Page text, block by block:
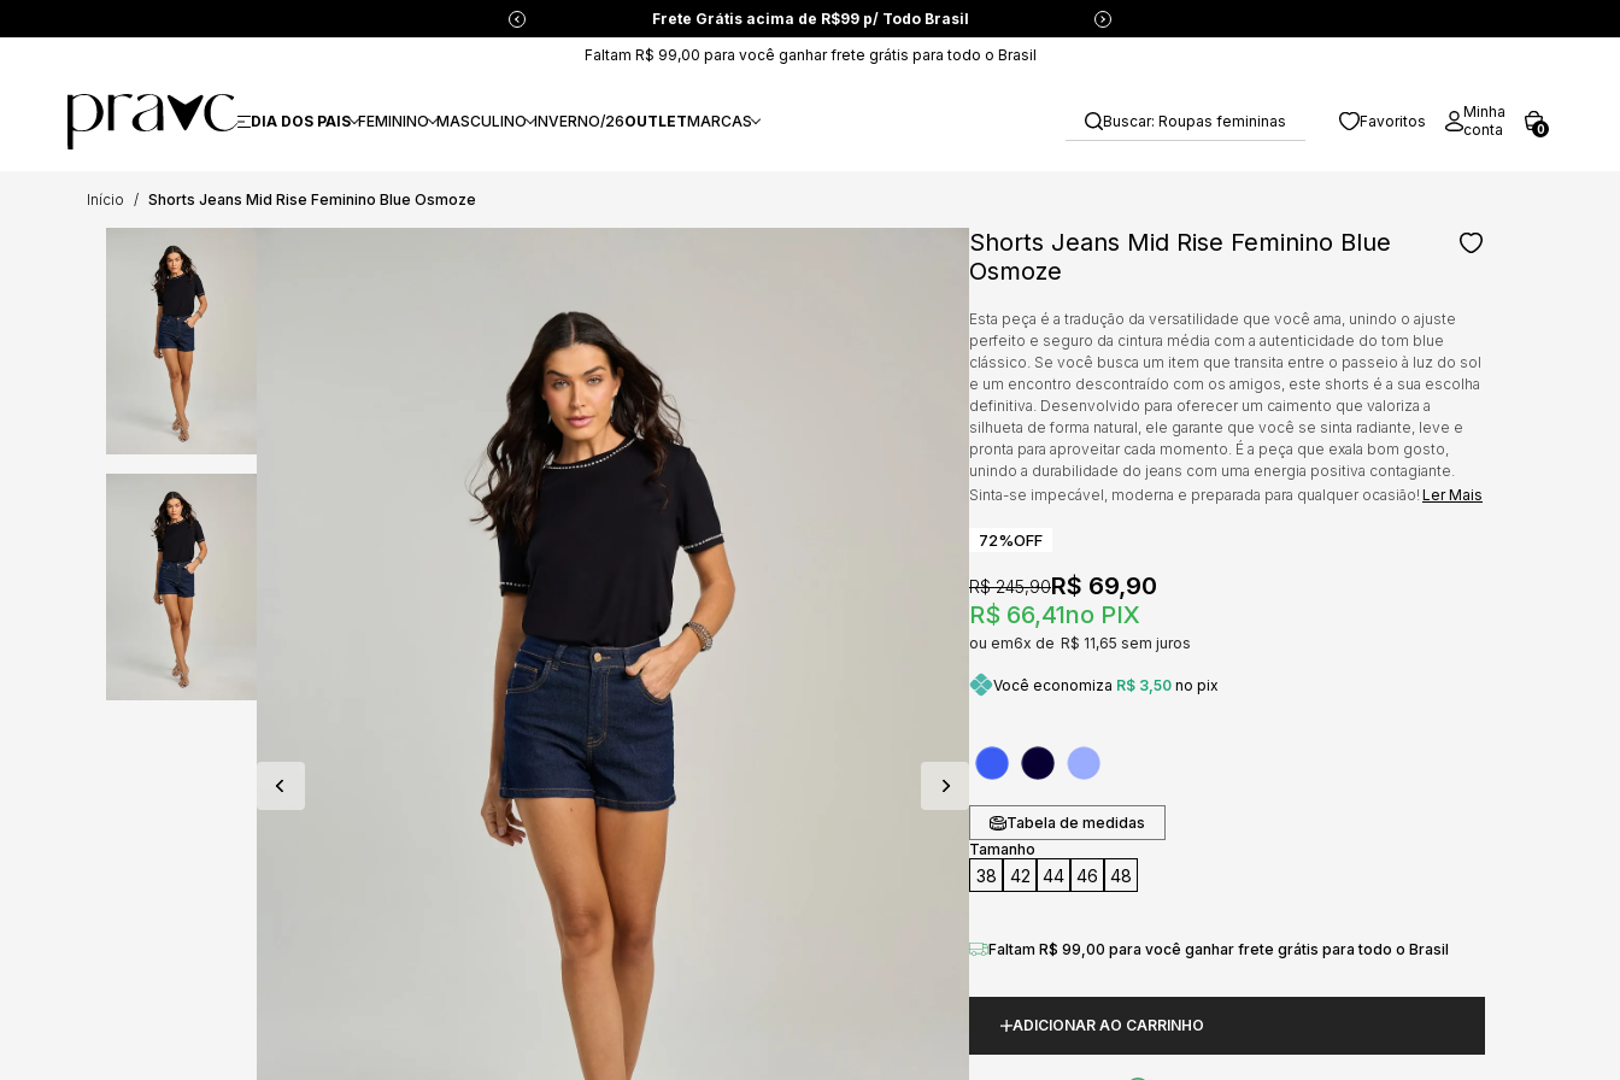
Frete Grátis acima de R$99 p/ Todo Brasil
Faltam R$ 99,00 para você ganhar frete grátis para todo o Brasil
DIA DOS PAIS FEMININO MASCULINO INVERNO/26OUTLETMARCAS Buscar: Roupas femininas Favoritos
Minha
conta
0
Início Shorts Jeans Mid Rise Feminino Blue Osmoze
Shorts Jeans Mid Rise Feminino Blue
Osmoze
Esta peça é a tradução da versatilidade que você ama, unindo o ajuste
perfeito e seguro da cintura média com a autenticidade do tom blue
clássico. Se você busca um item que transita entre o passeio à luz do sol
e um encontro descontraído com os amigos, este shorts é a sua escolha
definitiva. Desenvolvido para oferecer um caimento que valoriza a
silhueta de forma natural, ele garante que você se sinta radiante, leve e
pronta para aproveitar cada momento. É a peça que exala bom gosto,
unindo a durabilidade do jeans com uma energia positiva contagiante.
Sinta-se impecável, moderna e preparada para qualquer ocasião!Ler Mais
72%OFF
R$ 66,41no PIX
R$ 245,90R$ 69,90
6x R$ 11,65 sem juros
Você economiza R$ 3,50 no pix
Tabela de medidas
Tamanho
38 42 44 46 48
ADICIONAR AO CARRINHO
Faltam R$ 99,00 para você ganhar frete grátis para todo o Brasil